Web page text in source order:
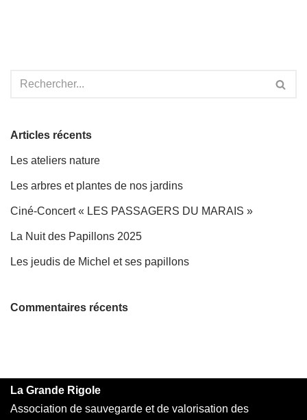
Articles récents
Les ateliers nature
Les arbres et plantes de nos jardins
Ciné-Concert « LES PASSAGERS DU MARAIS »
La Nuit des Papillons 2025
Les jeudis de Michel et ses papillons
Commentaires récents
La Grande Rigole
Association de sauvegarde et de valorisation des